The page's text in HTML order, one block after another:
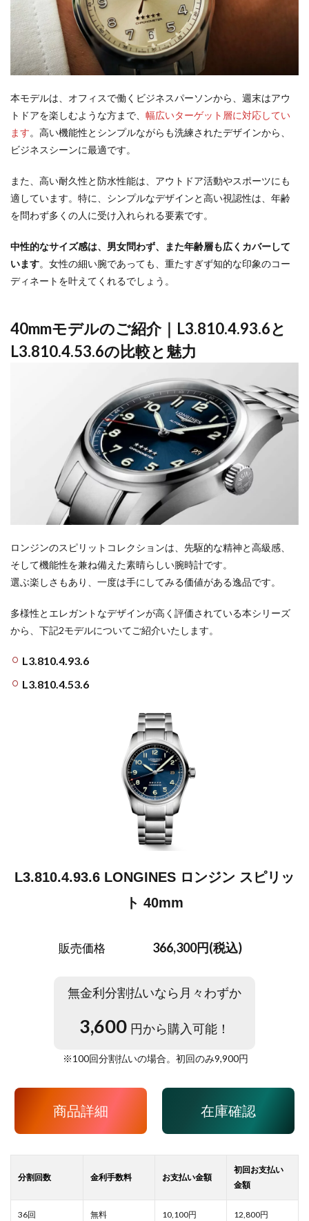
本モデルは、オフィスで働くビジネスパーソンから、週末はアウ
トドアを楽しむような方まで、 幅広いターゲット層に対応してい
ます。高い機能性とシンプルながらも洗練されたデザインから、
ビジネスシーンに最適です。
また、高い耐久性と防水性能は、アウトドア活動やスポーツにも
適しています。特に、シンプルなデザインと高い視認性は、年齢
を問わず多くの人に受け入れられる要素です。
中性的なサイズ感は、男女問わず、また年齢層も広くカバーして
います。女性の細い腕であっても、重たすぎず知的な印象のコー
ディネートを叶えてくれるでしょう。
40mmモデルのご紹介｜L3.810.4.93.6と
L3.810.4.53.6の比較と魅力
ロンジンのスピリットコレクションは、先駆的な精神と高級感、
そして機能性を兼ね備えた素晴らしい腕時計です。
選ぶ楽しさもあり、一度は手にしてみる価値がある逸品です。
多様性とエレガントなデザインが高く評価されている本シリーズ
から、下記2モデルについてご紹介いたします。
L3.810.4.93.6
L3.810.4.53.6
L3.810.4.93.6 LONGINES ロンジン スピリッ
ト 40mm
販売価格 366,300円(税込)
無金利分割払いなら月々わずか
3,600 円から購入可能！
※100回分割払いの場合。初回のみ9,900円
商品詳細 在庫確認
10,100 12,800